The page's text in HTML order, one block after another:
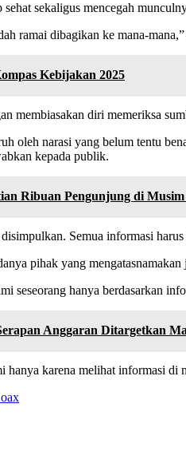
sekaligus mencegah
ramai dibagikan ke mana-
Kebijakan 2025
membiasakan diri memeriksa
oleh narasi yang belum tentu
kepada publik.
Ribuan Pengunjung di
Semua informasi
pihak yang
seseorang hanya berdasarkan
Anggaran Ditargetkan
hanya karena melihat informasi